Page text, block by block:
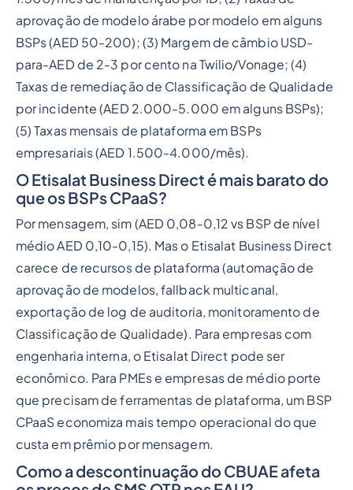
aprovação de modelo árabe por modelo em alguns
BSPs (AED 50-200); (3) Margem de câmbio USD-
para-AED de 2-3 por cento na Twilio/Vonage; (4)
Taxas de remediação de Classificação de Qualidade
por incidente (AED 2.000-5.000 em alguns BSPs);
(5) Taxas mensais de plataforma em BSPs
empresariais (AED 1.500-4.000/mês).
O Etisalat Business Direct é mais barato do
que os BSPs CPaaS?
Por mensagem, sim (AED 0,08-0,12 vs BSP de nível
médio AED 0,10-0,15). Mas o Etisalat Business Direct
carece de recursos de plataforma (automação de
aprovação de modelos, fallback multicanal,
exportação de log de auditoria, monitoramento de
Classificação de Qualidade). Para empresas com
engenharia interna, o Etisalat Direct pode ser
econômico. Para PMEs e empresas de médio porte
que precisam de ferramentas de plataforma, um BSP
CPaaS economiza mais tempo operacional do que
custa em prêmio por mensagem.
Como a descontinuação do CBUAE afeta